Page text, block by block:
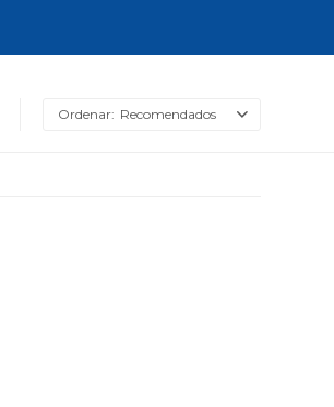
Recomendados